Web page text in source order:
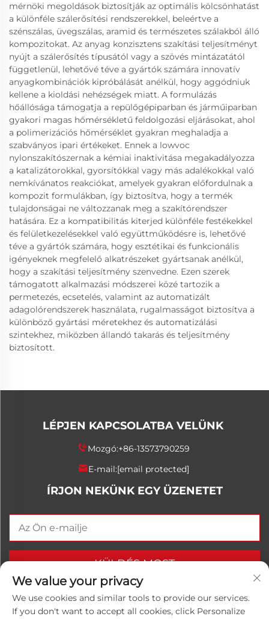
mérnöki megoldások biztosítják az optimális kölcsönhatást
a különféle szálerősítési rendszerekkel, beleértve a
szénszálas, üvegszálas, aramid és természetes szálakból álló
kompozitokat. Az anyag konzisztens szakítási teljesítményt
nyújt a szálerősítés típusától vagy a szövés mintázatától
függetlenül, lehetővé téve a gyártók számára innovatív
anyagkombinációk kipróbálását anélkül, hogy aggódniuk
kellene a kioldási nehézségek miatt. A formulázás
hőállósága támogatja a repülőgépiparban és járműiparban
gyakori magas hőmérsékletű feldolgozási eljárásokat, ahol
a polimerizációs hőmérséklet gyakran meghaladja a
szabványos ipari értékeket. Ennek a lowvoc
nylonszakítószernak a kémiai inaktivitása megakadályozza
a katalizátorokkal, gyorsítókkal vagy más adalékokkal való
nemkívánatos reakciókat, amelyek gyakran előfordulnak a
kompozit formulákban, így biztosítva, hogy a termék
tulajdonságai ne változzanak meg a szakítórendszer
hatására. Ez a kompatibilitás kiterjed különféle festékekkel
és felületkezelésekkel való együttműködésre is, lehetővé
téve a gyártók számára, hogy esztétikai és funkcionális
igényeknek megfelelő alkatrészeket gyártsanak anélkül,
hogy a szakítási teljesítmény szenvedne. Ezen szerek
támogatott alkalmazási módszerei közé tartozik a
permetezés, ecsetelés, valamint az automatizált
adagolórendszerek használata, rugalmasságot biztosítva a
különböző gyártási méretekhez és automatizálási
szintekhez, miközben állandó takarás és teljesítmény
biztosított.
LÉPJEN KAPCSOLATBA VELÜNK
Mozgó:+86-13573790259
E-mail:[email protected]
ÍRJON NEKÜNK EGY ÜZENETET
KÜLDÉS MOST
We value your privacy
We use cookies and similar tools to provide our services.
If you don't want to accept all cookies, click Personalize